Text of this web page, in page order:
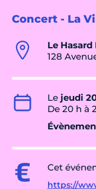
Concert - La
Le
128
Le jeudi
De 20 h à
Cet
https://